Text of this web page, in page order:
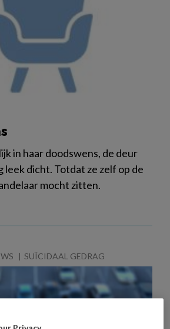
in haar doodswens, de deur
leek dicht. Totdat ze zelf op de
mocht zitten.
SUÏCIDAAL GEDRAG